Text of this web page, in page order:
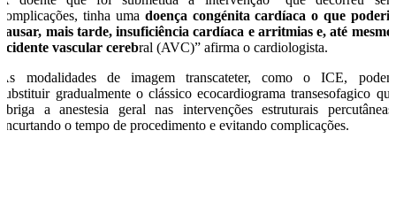
complicações, tinha uma doença congénita cardíaca o que poderia
causar, mais tarde, insuficiência cardíaca e arritmias e, até mesmo,
acidente vascular cerebral (AVC)” afirma o cardiologista.
As modalidades de imagem transcateter, como o ICE, podem
substituir gradualmente o clássico ecocardiograma transesofagico que
obriga a anestesia geral nas intervenções estruturais percutâneas,
encurtando o tempo de procedimento e evitando complicações.